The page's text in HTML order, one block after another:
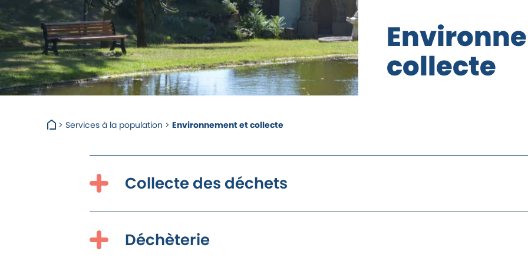
Environne
collecte
> Services à la population > Environnement et collecte
Collecte des déchets
Déchèterie